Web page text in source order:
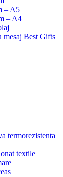
– A5
– A4
mesaj Best Gifts
termorezistenta
textile